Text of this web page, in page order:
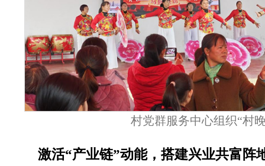
村党群服务中心组织“村
激活“产业链”动能，搭建兴业共富阵